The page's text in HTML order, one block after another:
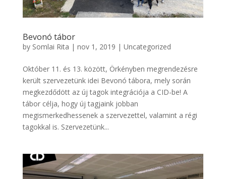
Bevonó tábor
by Somlai Rita | nov 1, 2019 | Uncategorized
Október 11. és 13. között, Örkényben megrendezésre
került szervezetünk idei Bevonó tábora, mely során
megkezdődött az új tagok integrációja a CID-be! A
tábor célja, hogy új tagjaink jobban
megismerkedhessenek a szervezettel, valamint a régi
tagokkal is. Szervezetünk...